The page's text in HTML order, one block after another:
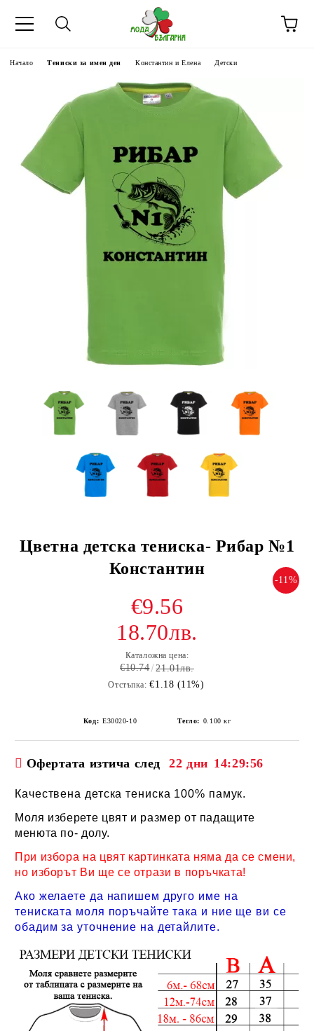
Начало Тениски за имен ден Константин и Елена Детски
Цветна детска тениска- Рибар №1
Константин
-11%
€9.56
18.70лв.
Каталожна цена:
€10.74 21.01лв.
Отстъпка: €1.18 (11%)
Код: E30020-10 Тегло: 0.100 кг
Офертата изтича след 22 дни 14:29:56
Качествена детска тениска 100% памук.
Моля изберете цвят и размер от падащите
менюта по- долу.
При избора на цвят картинката няма да се смени,
но изборът Ви ще се отрази в поръчката!
Ако желаете да напишем друго име на
тениската моля поръчайте така и ние ще ви се
обадим за уточнение на детайлите.